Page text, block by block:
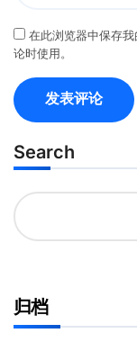
在此浏览器中保存
论时使用。
Search
归档